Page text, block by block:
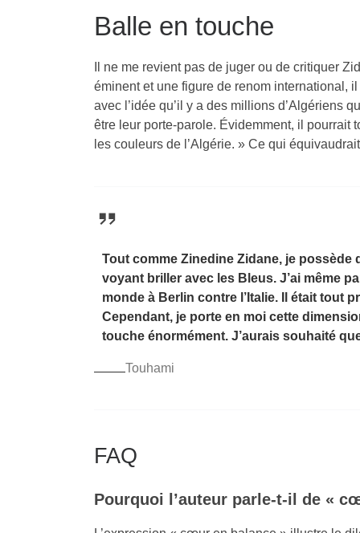
Balle en touche
Il ne me revient pas de juger ou de critiquer
éminent et une figure de renom international,
avec l’idée qu’il y a des millions d’Algériens
être leur porte-parole. Évidemment, il pourrait
les couleurs de l’Algérie. » Ce qui
Tout comme Zinedine Zidane, je possède
voyant briller avec les Bleus. J’ai même
monde à Berlin contre l’Italie. Il était tout
Cependant, je porte en moi cette
touche énormément. J’aurais souhaité
Touhami
FAQ
Pourquoi l’auteur parle-t-il de «